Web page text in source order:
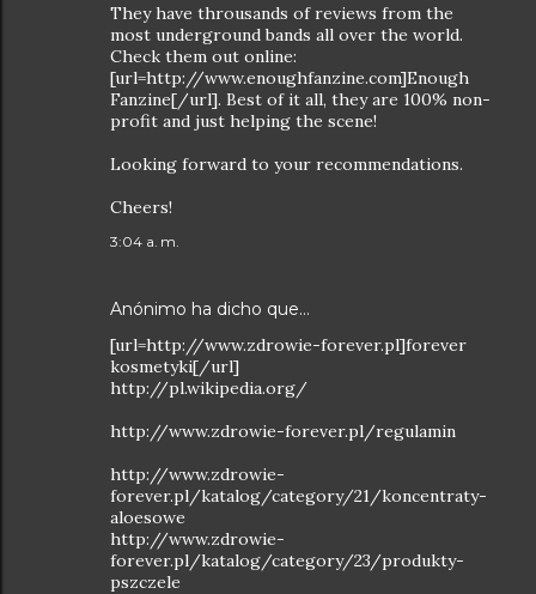
They have throusands of reviews from the
most underground bands all over the world.
Check them out online:
[url=http://www.enoughfanzine.com]Enough
Fanzine[/url]. Best of it all, they are 100% non-
profit and just helping the scene!
Looking forward to your recommendations.
Cheers!
3:04 a. m.
Anónimo ha dicho que…
[url=http://www.zdrowie-forever.pl]forever
kosmetyki[/url]
http://pl.wikipedia.org/
http://www.zdrowie-forever.pl/regulamin
http://www.zdrowie-
forever.pl/katalog/category/21/koncentraty-
aloesowe
http://www.zdrowie-
forever.pl/katalog/category/23/produkty-
pszczele